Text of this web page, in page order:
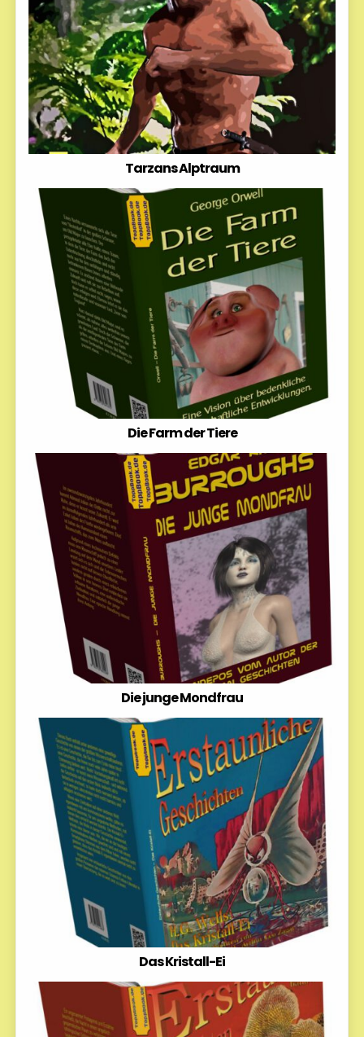
Tarzans Alptraum
Die Farm der Tiere
Die junge Mondfrau
Das Kristall-Ei